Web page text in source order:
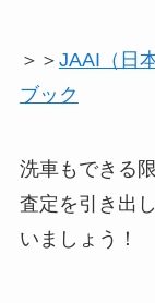
＞＞ JAAI（日
ブック
洗車もできる
査定を引き出
いましょう！